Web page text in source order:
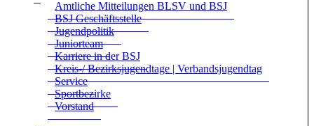
Amt­li­che Mit­tei­lun­gen BLSV und BSJ
BSJ Geschäfts­stelle
Jugend­po­li­tik
Juni­or­team
Kar­riere in der BSJ
Kreis-/ Bezirks­ju­gend­tage | Ver­bands­ju­gend­tag
Ser­vice
Sport­be­zirke
Vor­stand